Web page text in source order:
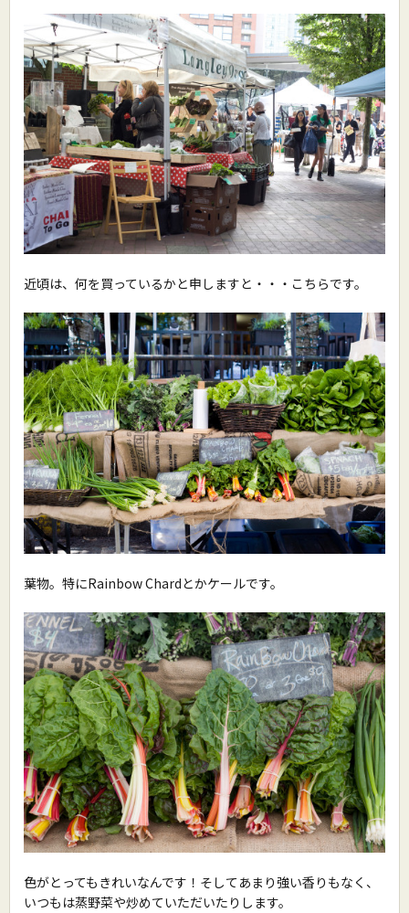
近頃は、何を買っているかと申しますと・・・こちらです。
葉物。特にRainbow Chardとかケールです。
色がとってもきれいなんです！そしてあまり強い香りもなく、
いつもは蒸野菜や炒めていただいたりします。